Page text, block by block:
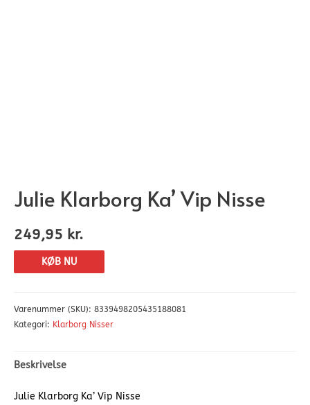
Julie Klarborg Ka’ Vip Nisse
249,95 kr.
KØB NU
Varenummer (SKU): 8339498205435188081
Kategori: Klarborg Nisser
Beskrivelse
Julie Klarborg Ka’ Vip Nisse